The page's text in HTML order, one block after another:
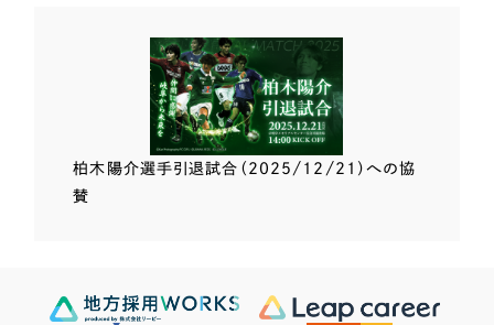
柏木陽介選手引退試合（2025/12/21）への協
賛